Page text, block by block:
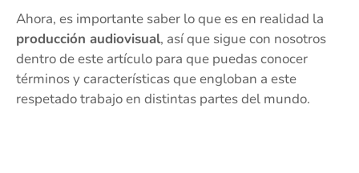
Ahora, es importante saber lo que es en realidad la
producción audiovisual, así que sigue con nosotros
dentro de este artículo para que puedas conocer
términos y características que engloban a este
respetado trabajo en distintas partes del mundo.